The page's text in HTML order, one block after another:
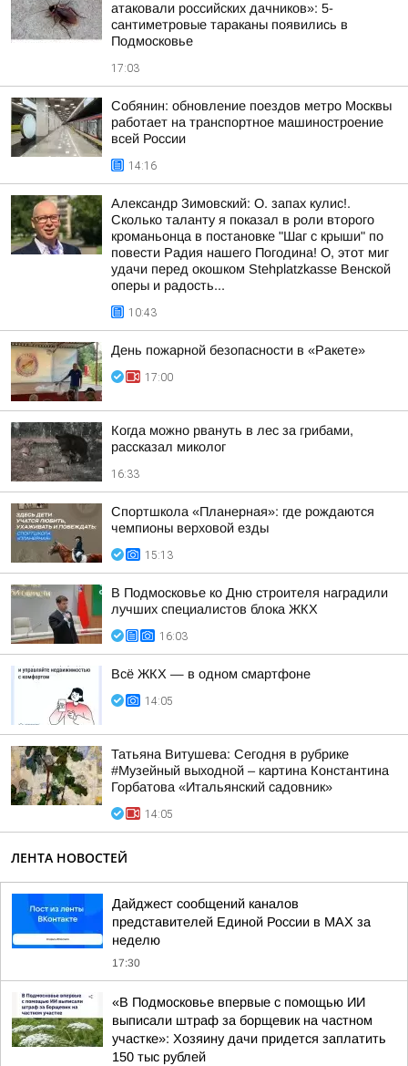
атаковали российских дачников»: 5-
сантиметровые тараканы появились в
Подмосковье
17:03
Собянин: обновление поездов метро Москвы
работает на транспортное машиностроение
всей России
14:16
Александр Зимовский: О. запах кулис!.
Сколько таланту я показал в роли второго
кроманьонца в постановке "Шаг с крыши" по
повести Радия нашего Погодина! О, этот миг
удачи перед окошком Stehplatzkasse Венской
оперы и радость...
10:43
День пожарной безопасности в «Ракете»
17:00
Когда можно рвануть в лес за грибами,
рассказал миколог
16:33
Спортшкола «Планерная»: где рождаются
чемпионы верховой езды
15:13
В Подмосковье ко Дню строителя наградили
лучших специалистов блока ЖКХ
16:03
Всё ЖКХ — в одном смартфоне
14:05
Татьяна Витушева: Сегодня в рубрике
#Музейный выходной – картина Константина
Горбатова «Итальянский садовник»
14:05
ЛЕНТА НОВОСТЕЙ
Дайджест сообщений каналов
представителей Единой России в МАХ за
неделю
17:30
«В Подмосковье впервые с помощью ИИ
выписали штраф за борщевик на частном
участке»: Хозяину дачи придется заплатить
150 тыс рублей